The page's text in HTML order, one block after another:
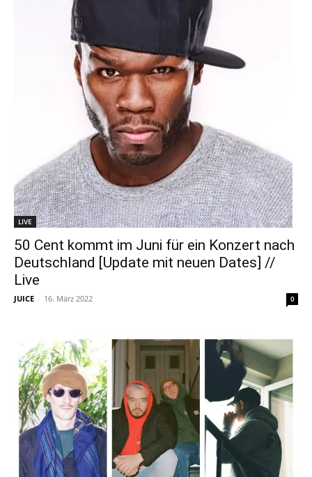
LIVE
50 Cent kommt im Juni für ein Konzert nach
Deutschland [Update mit neuen Dates] //
Live
JUICE - 16. März 2022 0